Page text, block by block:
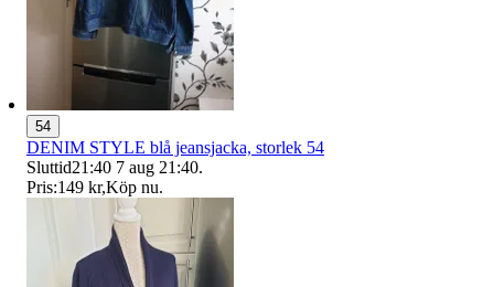
54
DENIM STYLE blå jeansjacka, storlek 54
Sluttid21:40 7 aug 21:40.
Pris:149 kr,Köp nu.